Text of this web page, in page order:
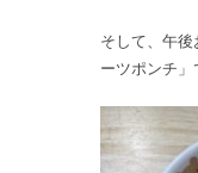
そして、午
ーツポンチ」